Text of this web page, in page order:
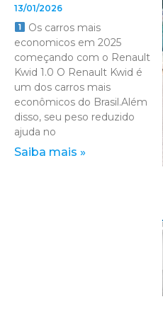
13/01/2026
Os carros mais
economicos em 2025
começando com o Renault
Kwid 1.0 O Renault Kwid é
um dos carros mais
econômicos do Brasil.Além
disso, seu peso reduzido
ajuda no
Saiba mais »